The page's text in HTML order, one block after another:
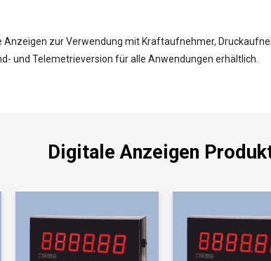
Anzeigen zur Verwendung mit Kraftaufnehmer,
und Telemetrieversion für alle Anwendungen erhältlich.
Digitale Anzeigen